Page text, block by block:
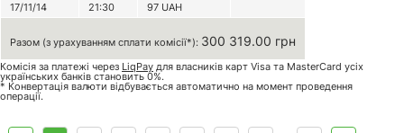
17/11/14
21:30 97 UAH
Разом (з урахуванням сплати комісії*): 300 319.00 грн
Комісія за платежі через LiqPay для власників карт Visa та MasterCard усіх
українських банків становить 0%.
* Конвертація валюти відбувається автоматично на момент проведення
операції.